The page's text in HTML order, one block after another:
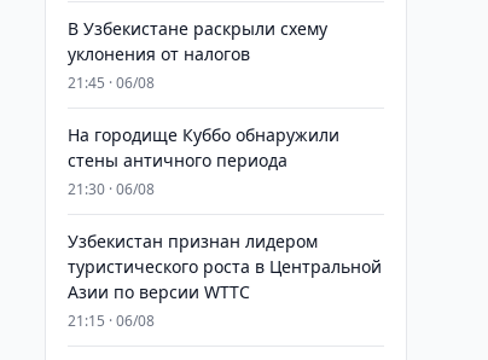
В Узбекистане раскрыли схему
уклонения от налогов
21:45 · 06/08
На городище Куббо обнаружили
стены античного периода
21:30 · 06/08
Узбекистан признан лидером
туристического роста в Центральной
Азии по версии WTTC
21:15 · 06/08